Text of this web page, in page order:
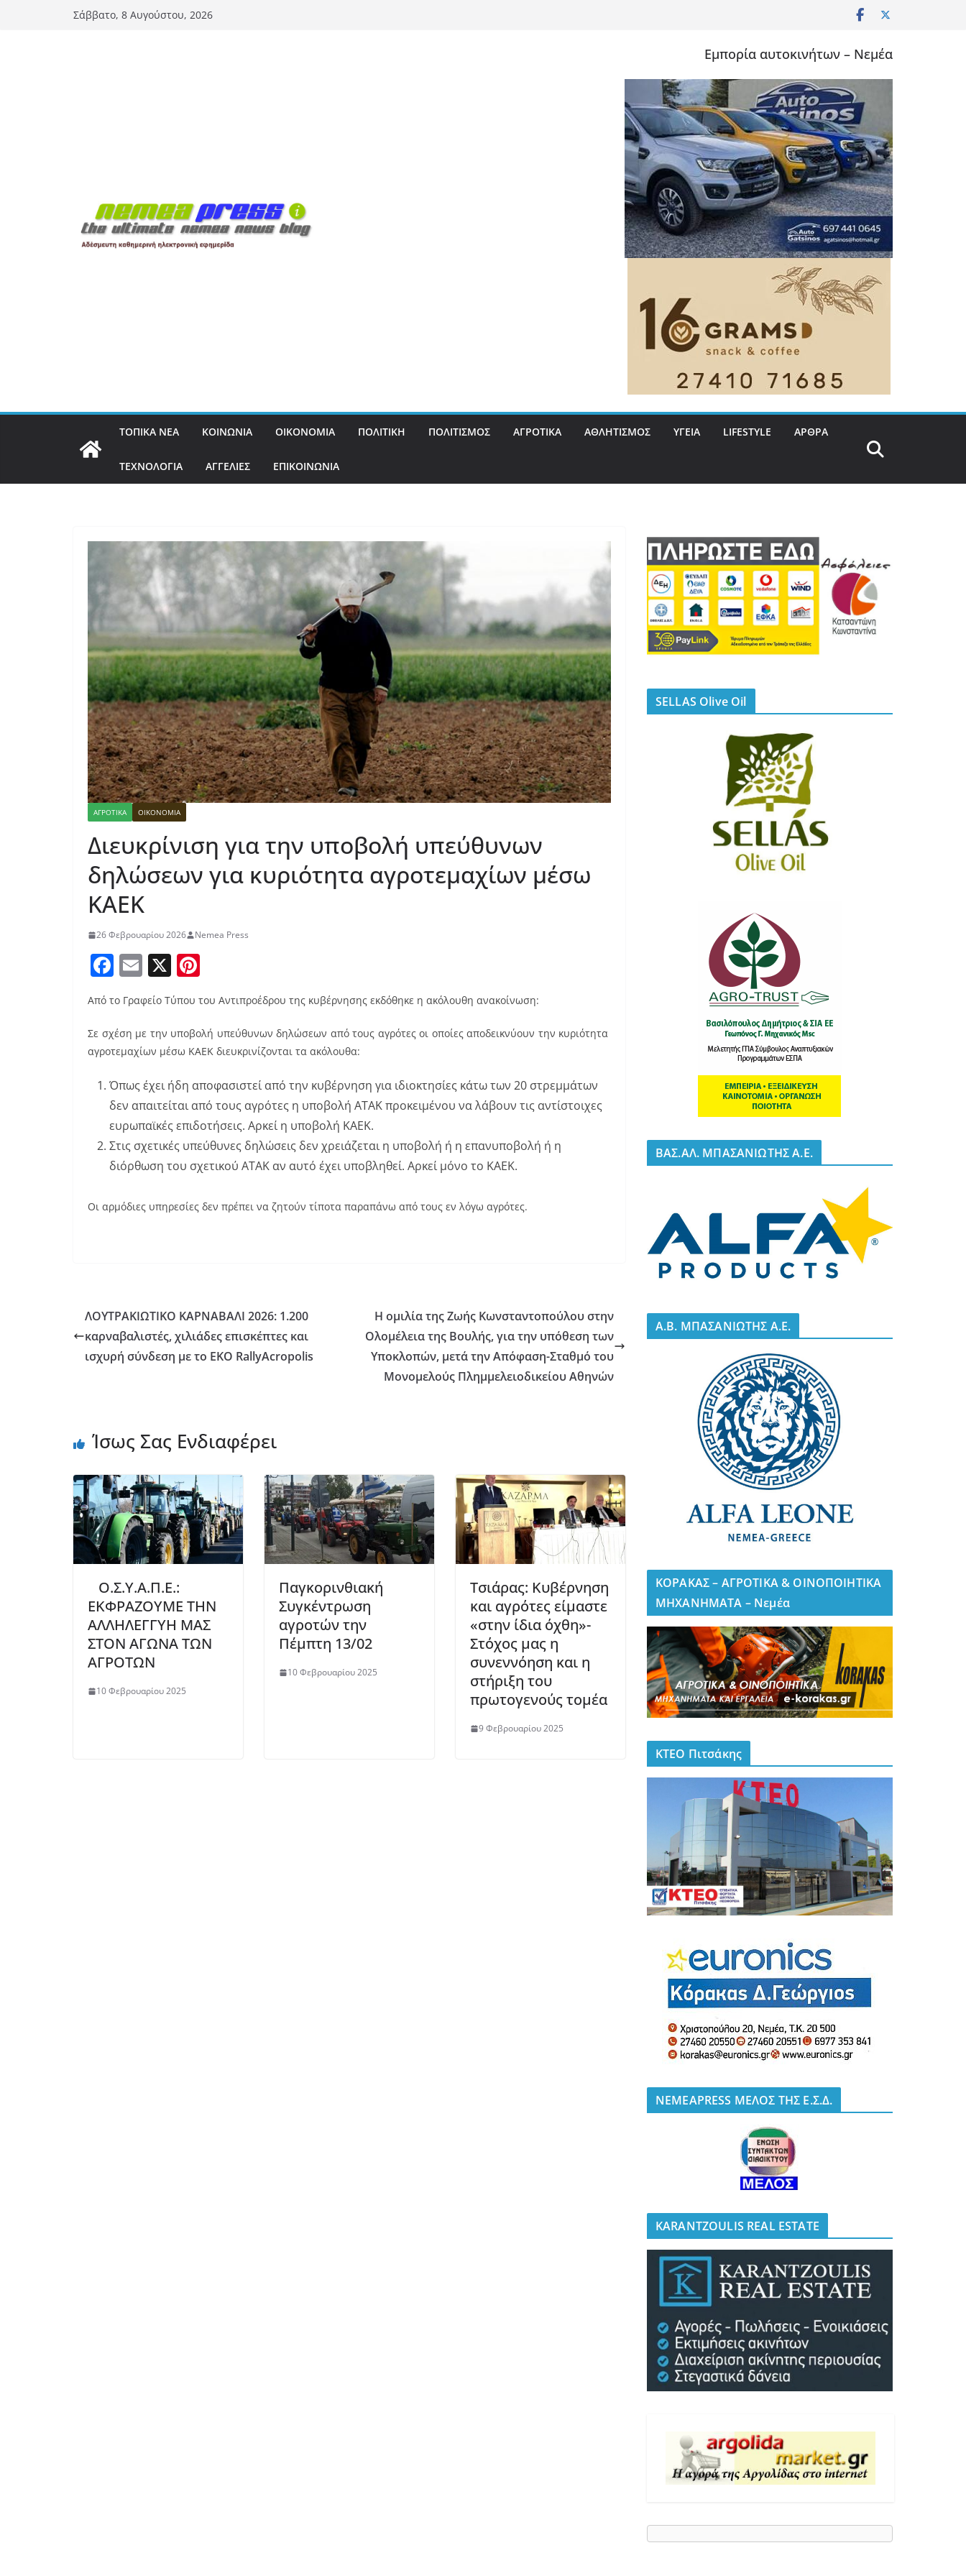
Σάββατο, 8 Αυγούστου, 2026
Εμπορία αυτοκινήτων – Νεμέα
ΤΟΠΙΚΑ ΝΕΑ ΚΟΙΝΩΝΙΑ ΟΙΚΟΝΟΜΙΑ ΠΟΛΙΤΙΚΗ ΠΟΛΙΤΙΣΜΟΣ ΑΓΡΟΤΙΚΑ ΑΘΛΗΤΙΣΜΟΣ ΥΓΕΙΑ LIFESTYLE ΑΡΘΡΑ
ΤΕΧΝΟΛΟΓΙΑ ΑΓΓΕΛΙΕΣ ΕΠΙΚΟΙΝΩΝΙΑ
ΑΓΡΟΤΙΚΑ ΟΙΚΟΝΟΜΙΑ
Διευκρίνιση για την υποβολή υπεύθυνων
δηλώσεων για κυριότητα αγροτεμαχίων μέσω
ΚΑΕΚ
26 Φεβρουαρίου 2026 Nemea Press
F
c
e
b
o
o
k
E
m
ai
l
X
er
e
st
Από το Γραφείο Τύπου του Αντιπροέδρου της κυβέρνησης εκδόθηκε η ακόλουθη ανακοίνωση:
Σε σχέση με την υποβολή υπεύθυνων δηλώσεων από τους αγρότες οι οποίες αποδεικνύουν την κυριότητα
αγροτεμαχίων μέσω ΚΑΕΚ διευκρινίζονται τα ακόλουθα:
Όπως έχει ήδη αποφασιστεί από την κυβέρνηση για ιδιοκτησίες κάτω των 20 στρεμμάτων
δεν απαιτείται από τους αγρότες η υποβολή ΑΤΑΚ προκειμένου να λάβουν τις αντίστοιχες
ευρωπαϊκές επιδοτήσεις. Αρκεί η υποβολή ΚΑΕΚ.
Στις σχετικές υπεύθυνες δηλώσεις δεν χρειάζεται η υποβολή ή η επανυποβολή ή η
διόρθωση του σχετικού ΑΤΑΚ αν αυτό έχει υποβληθεί. Αρκεί μόνο το ΚΑΕΚ.
Οι αρμόδιες υπηρεσίες δεν πρέπει να ζητούν τίποτα παραπάνω από τους εν λόγω αγρότες.
ΛΟΥΤΡΑΚΙΩΤΙΚΟ ΚΑΡΝΑΒΑΛΙ 2026: 1.200
καρναβαλιστές, χιλιάδες επισκέπτες και
ισχυρή σύνδεση με το EKO RallyAcropolis
Η ομιλία της Ζωής Κωνσταντοπούλου στην
Ολομέλεια της Βουλής, για την υπόθεση των
Υποκλοπών, μετά την Απόφαση-Σταθμό του
Μονομελούς Πλημμελειοδικείου Αθηνών
Ίσως Σας Ενδιαφέρει
Ο.Σ.Υ.Α.Π.Ε.:
ΕΚΦΡΑΖΟΥΜΕ ΤΗΝ
ΑΛΛΗΛΕΓΓΥΗ ΜΑΣ
ΣΤΟΝ ΑΓΩΝΑ ΤΩΝ
ΑΓΡΟΤΩΝ
10 Φεβρουαρίου 2025
Παγκορινθιακή
Συγκέντρωση
αγροτών την
Πέμπτη 13/02
10 Φεβρουαρίου 2025
Τσιάρας: Κυβέρνηση
και αγρότες είμαστε
«στην ίδια όχθη»-
Στόχος μας η
συνεννόηση και η
στήριξη του
πρωτογενούς τομέα
9 Φεβρουαρίου 2025
SELLAS Olive Oil
BΑΣ.ΑΛ. ΜΠΑΣΑΝΙΩΤΗΣ Α.Ε.
A.B. ΜΠΑΣΑΝΙΩΤΗΣ Α.Ε.
ΚΟΡΑΚΑΣ – ΑΓΡΟΤΙΚΑ & ΟΙΝΟΠΟΙΗΤΙΚΑ
ΜΗΧΑΝΗΜΑΤΑ – Νεμέα
ΚΤΕΟ Πιτσάκης
NEMEAPRESS ΜΕΛΟΣ ΤΗΣ Ε.Σ.Δ.
KARANTZOULIS REAL ESTATE